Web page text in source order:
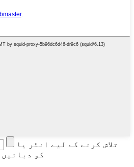
تلاش کرنے کے لیے انٹر یا
بند کرنے کے لیے ESC کو دبائیں۔